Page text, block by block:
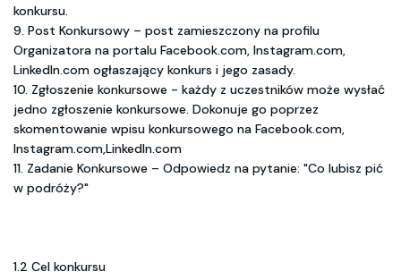
konkursu.
9. Post Konkursowy – post zamieszczony na profilu
Organizatora na portalu Facebook.com, Instagram.com,
LinkedIn.com ogłaszający konkurs i jego zasady.
10. Zgłoszenie konkursowe - każdy z uczestników może wysłać
jedno zgłoszenie konkursowe. Dokonuje go poprzez
skomentowanie wpisu konkursowego na Facebook.com,
Instagram.com,LinkedIn.com
11. Zadanie Konkursowe – Odpowiedz na pytanie: "Co lubisz pić
w podróży?"
1.2 Cel konkursu